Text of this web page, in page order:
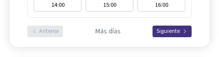
14:00
15:00 16:00
Anterior Más días Siguiente